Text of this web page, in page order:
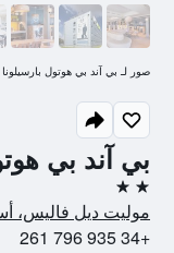
بي آند بي
2 نجمتين
موليت ديل فاليس،
+34 935 796 261
صور لـ بي آند بي هوتول